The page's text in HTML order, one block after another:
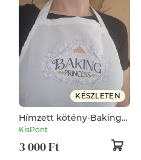
KÉSZLETEN
Hímzett kötény-Baking
princess/fehér
KisPont
3 000 Ft